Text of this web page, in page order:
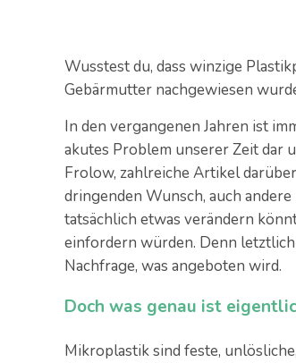
Wusstest du, dass winzige
Gebärmutter nachgewiesen
In den vergangenen Jahren ist
akutes Problem unserer Zeit dar
Frolow, zahlreiche Artikel
dringenden Wunsch, auch
tatsächlich etwas verändern
einfordern würden. Denn
Nachfrage, was angeboten wird.
Doch was genau ist
Mikroplastik sind feste,